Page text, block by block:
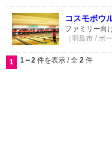
コスモボウ
ファミリー向
（羽島市 / ボ
1 1～2 件を表示 / 全 2 件